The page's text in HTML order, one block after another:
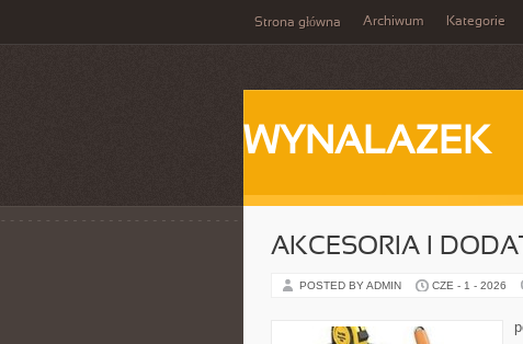
Strona główna Archiwum Kategorie
WYNALAZEK
AKCESORIA I
POSTED BY ADMIN CZE - 1 - 2026